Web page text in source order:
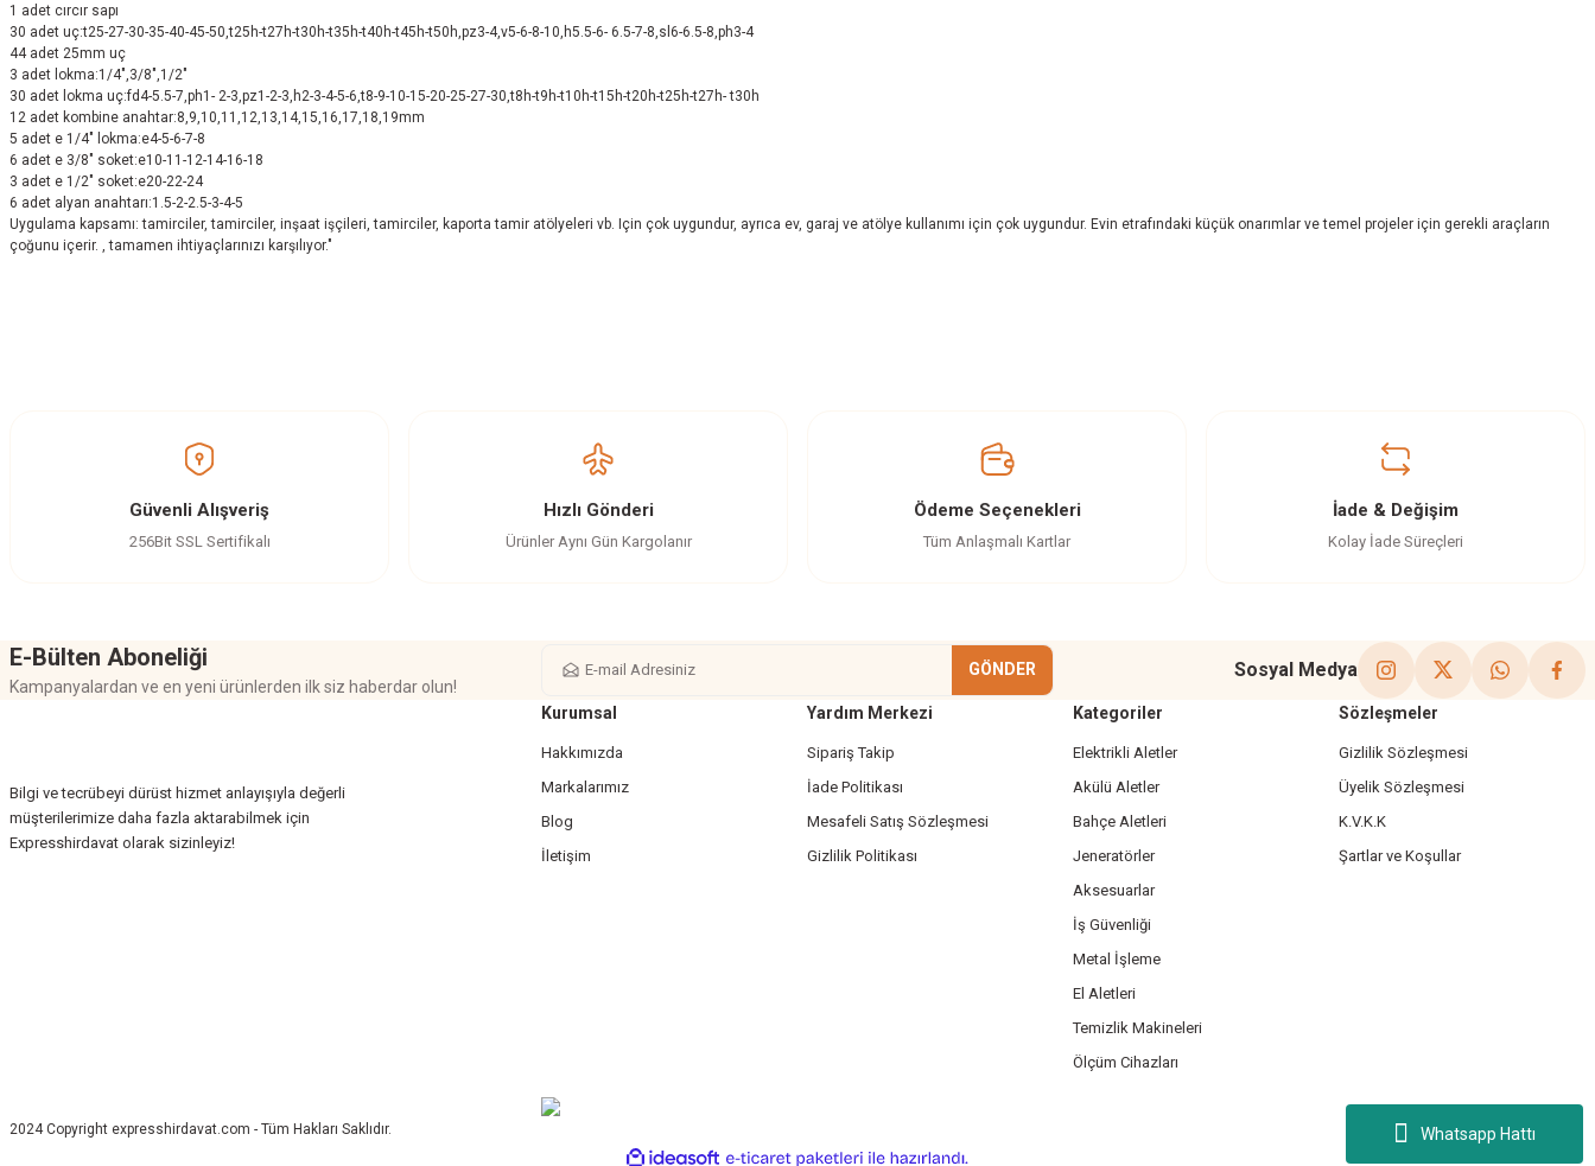
Whatsapp Hattı
1 adet cırcır sapı
30 adet uç:t25-27-30-35-40-45-50,t25h-t27h-t30h-t35h-t40h-t45h-t50h,pz3-4,v5-6-8-10,h5.5-6- 6.5-7-8,sl6-6.5-8,ph3-4
44 adet 25mm uç
3 adet lokma:1/4",3/8",1/2"
30 adet lokma uç:fd4-5.5-7,ph1- 2-3,pz1-2-3,h2-3-4-5-6,t8-9-10-15-20-25-27-30,t8h-t9h-t10h-t15h-t20h-t25h-t27h- t30h
12 adet kombine anahtar:8,9,10,11,12,13,14,15,16,17,18,19mm
5 adet e 1/4" lokma:e4-5-6-7-8
6 adet e 3/8" soket:e10-11-12-14-16-18
3 adet e 1/2" soket:e20-22-24
6 adet alyan anahtarı:1.5-2-2.5-3-4-5
Uygulama kapsamı: tamirciler, tamirciler, inşaat işçileri, tamirciler, kaporta tamir atölyeleri vb. Için çok uygundur, ayrıca ev, garaj ve atölye kullanımı için çok uygundur. Evin etrafındaki küçük onarımlar ve temel projeler için gerekli araçların
çoğunu içerir. , tamamen ihtiyaçlarınızı karşılıyor."
Ürün açıklamasında eksik bilgiler bulunuyor.
Gönder
Güvenli Alışveriş
256Bit SSL Sertifikalı
Hızlı Gönderi
Ürünler Aynı Gün Kargolanır
Ödeme Seçenekleri
Tüm Anlaşmalı Kartlar
İade & Değişim
Kolay İade Süreçleri
E-Bülten Aboneliği
Kampanyalardan ve en yeni ürünlerden ilk siz haberdar olun!
GÖNDER Sosyal Medya
Bilgi ve tecrübeyi dürüst hizmet anlayışıyla değerli
müşterilerimize daha fazla aktarabilmek için
Expresshirdavat olarak sizinleyiz!
Kurumsal
Hakkımızda
Markalarımız
Blog
İletişim
Yardım Merkezi
Sipariş Takip
İade Politikası
Mesafeli Satış Sözleşmesi
Gizlilik Politikası
Kategoriler
Elektrikli Aletler
Akülü Aletler
Bahçe Aletleri
Jeneratörler
Aksesuarlar
İş Güvenliği
Metal İşleme
El Aletleri
Temizlik Makineleri
Ölçüm Cihazları
Sözleşmeler
Gizlilik Sözleşmesi
Üyelik Sözleşmesi
K.V.K.K
Şartlar ve Koşullar
2024 Copyright expresshirdavat.com - Tüm Hakları Saklıdır.
ideasoft
e-